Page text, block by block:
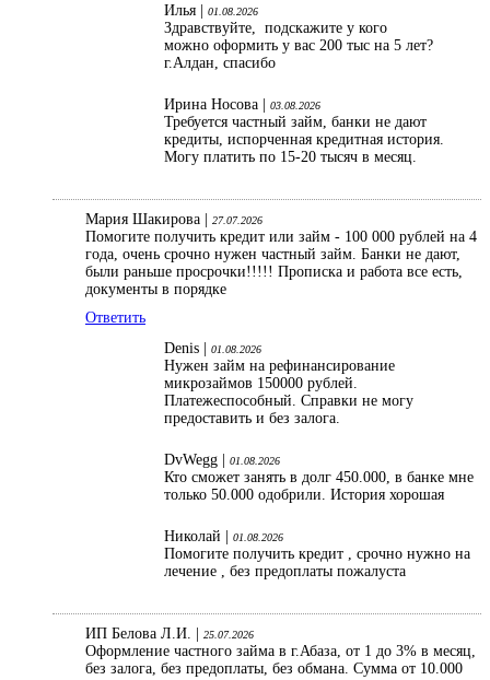
Илья | 01.08.2026
Здравствуйте, подскажите у кого
можно оформить у вас 200 тыс на 5 лет?
г.Алдан, спасибо
Ирина Носова | 03.08.2026
Требуется частный займ, банки не дают
кредиты, испорченная кредитная история.
Могу платить по 15-20 тысяч в месяц.
Мария Шакирова | 27.07.2026
Помогите получить кредит или займ - 100 000 рублей на 4
года, очень срочно нужен частный займ. Банки не дают,
были раньше просрочки!!!!! Прописка и работа все есть,
документы в порядке
Ответить
Denis | 01.08.2026
Нужен займ на рефинансирование
микрозаймов 150000 рублей.
Платежеспособный. Справки не могу
предоставить и без залога.
DvWegg | 01.08.2026
Кто сможет занять в долг 450.000, в банке мне
только 50.000 одобрили. История хорошая
Николай | 01.08.2026
Помогите получить кредит , срочно нужно на
лечение , без предоплаты пожалуста
ИП Белова Л.И. | 25.07.2026
Оформление частного займа в г.Абаза, от 1 до 3% в месяц,
без залога, без предоплаты, без обмана. Сумма от 10.000